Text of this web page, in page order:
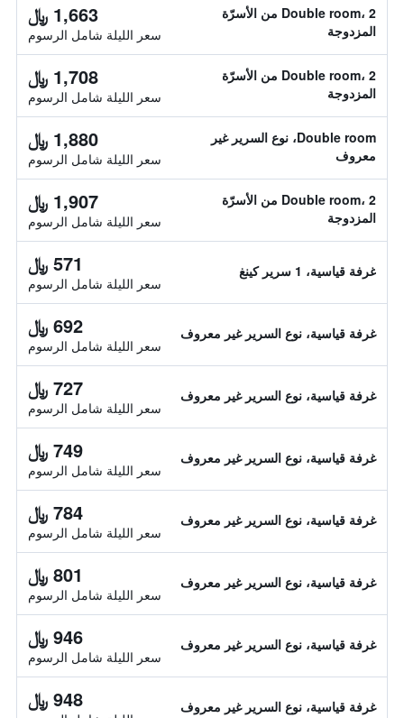
Double room، 2 من الأسرّة
المزدوجة
1,663 ﷼
سعر الليلة شامل الرسوم
Double room، 2 من الأسرّة
المزدوجة
1,708 ﷼
سعر الليلة شامل الرسوم
Double room، نوع السرير غير
معروف
1,880 ﷼
سعر الليلة شامل الرسوم
Double room، 2 من الأسرّة
المزدوجة
1,907 ﷼
سعر الليلة شامل الرسوم
غرفة قياسية، 1 سرير كينغ 571 ﷼
سعر الليلة شامل الرسوم
غرفة قياسية، نوع السرير غير معروف 692 ﷼
سعر الليلة شامل الرسوم
غرفة قياسية، نوع السرير غير معروف 727 ﷼
سعر الليلة شامل الرسوم
غرفة قياسية، نوع السرير غير معروف 749 ﷼
سعر الليلة شامل الرسوم
غرفة قياسية، نوع السرير غير معروف 784 ﷼
سعر الليلة شامل الرسوم
غرفة قياسية، نوع السرير غير معروف 801 ﷼
سعر الليلة شامل الرسوم
غرفة قياسية، نوع السرير غير معروف 946 ﷼
سعر الليلة شامل الرسوم
غرفة قياسية، نوع السرير غير معروف 948 ﷼